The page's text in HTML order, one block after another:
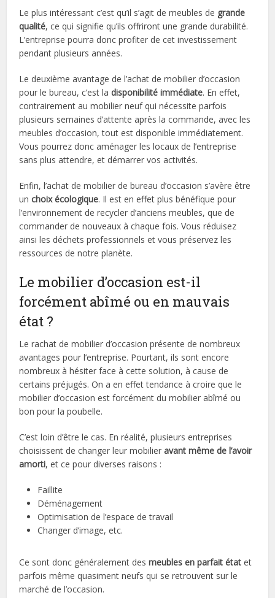
Le plus intéressant c’est qu’il s’agit de meubles de grande
qualité, ce qui signifie qu’ils offriront une grande durabilité.
L’entreprise pourra donc profiter de cet investissement
pendant plusieurs années.
Le deuxième avantage de l’achat de mobilier d’occasion
pour le bureau, c’est ladisponibilité immédiate. En effet,
contrairement au mobilier neuf qui nécessite parfois
plusieurs semaines d’attente après la commande, avec les
meubles d’occasion, tout est disponible immédiatement.
Vous pourrez donc aménager les locaux de l’entreprise
sans plus attendre, et démarrer vos activités.
Enfin, l’achat de mobilier de bureau d’occasion s’avère être
unchoix écologique. Il est en effet plus bénéfique pour
l’environnement de recycler d’anciens meubles, que de
commander de nouveaux à chaque fois. Vous réduisez
ainsi les déchets professionnels et vous préservez les
ressources de notre planète.
Le mobilier d’occasion est-il
forcément abîmé ou en mauvais
état ?
Le rachat de mobilier d’occasion présente de nombreux
avantages pour l’entreprise. Pourtant, ils sont encore
nombreux à hésiter face à cette solution, à cause de
certains préjugés. On a en effet tendance à croire que le
mobilier d’occasion est forcément du mobilier abîmé ou
bon pour la poubelle.
C’est loin d’être le cas. En réalité, plusieurs entreprises
choisissent de changer leur mobilieravant même de l’avoir
amorti, et ce pour diverses raisons :
Faillite
Déménagement
Optimisation de l’espace de travail
Changer d’image, etc.
Ce sont donc généralement desmeubles en parfait état et
parfois même quasiment neufs qui se retrouvent sur le
marché de l’occasion.